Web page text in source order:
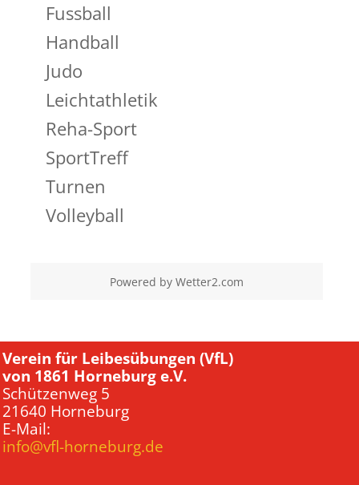
Fussball
Handball
Judo
Leichtathletik
Reha-Sport
SportTreff
Turnen
Volleyball
Powered by Wetter2.com
Verein für Leibesübungen (VfL)
von 1861 Horneburg e.V.
Schützenweg 5
21640 Horneburg
E-Mail:
info@vfl-horneburg.de